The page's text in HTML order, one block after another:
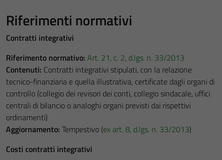
Riferimenti normativi
Contratti integrativi
Riferimento normativo: Art. 21, c. 2, d.lgs. n. 33/2013
Contenuti: Contratti integrativi stipulati, con la relazione
tecnico-finanziaria e quella illustrativa, certificate dagli organi di
controllo (collegio dei revisori dei conti, collegio sindacale, uffici
centrali di bilancio o analoghi organi previsti dai rispettivi
ordinamenti)
Aggiornamento: Tempestivo (ex art. 8, d.lgs. n. 33/2013)
Costi contratti integrativi